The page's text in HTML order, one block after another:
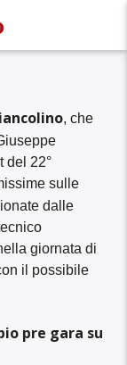
, che
del 22°
sulle
dalle
giornata di
il possibile
pre gara su